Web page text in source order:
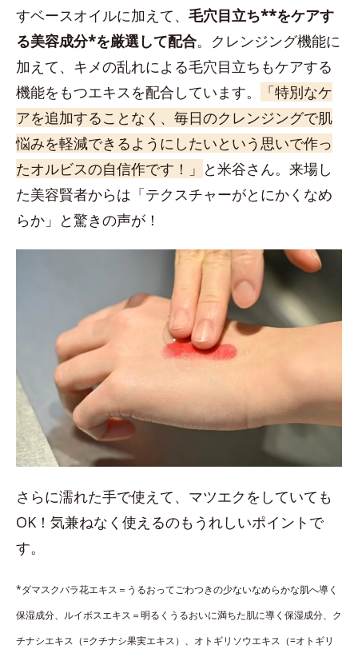
すベースオイルに加えて、 毛穴目立ち**をケアす
る美容成分*を厳選して配合。クレンジング機能に
加えて、キメの乱れによる毛穴目立ちもケアする
機能をもつエキスを配合しています。
「特別なケ
アを追加することなく、毎日のクレンジングで肌
悩みを軽減できるようにしたいという思いで作っ
たオルビスの自信作です！」 と米谷さん。来場し
た美容賢者からは「テクスチャーがとにかくなめ
らか」と驚きの声が！
さらに濡れた手で使えて、マツエクをしていても
OK！気兼ねなく使えるのもうれしいポイントで
す。
*ダマスクバラ花エキス＝うるおってごわつきの少ないなめらかな肌へ導く
保湿成分、ルイボスエキス＝明るくうるおいに満ちた肌に導く保湿成分、ク
チナシエキス（=クチナシ果実エキス）、オトギリソウエキス（=オトギリ